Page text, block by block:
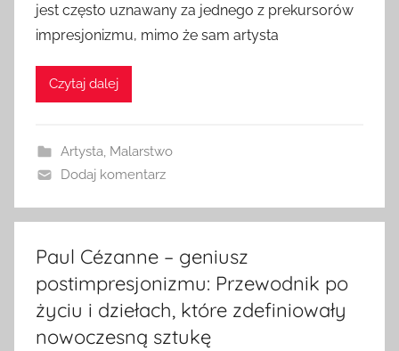
jest często uznawany za jednego z prekursorów
impresjonizmu, mimo że sam artysta
Czytaj dalej
Artysta, Malarstwo
Dodaj komentarz
Paul Cézanne – geniusz
postimpresjonizmu: Przewodnik po
życiu i dziełach, które zdefiniowały
nowoczesną sztukę